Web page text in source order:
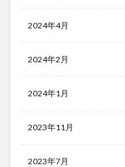
2024年4月
2024年2月
2024年1月
2023年11月
2023年7月